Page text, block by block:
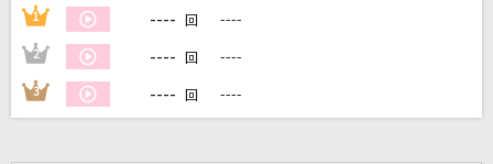
1 ---- 回 ----
2 ---- 回 ----
3 ---- 回 ----